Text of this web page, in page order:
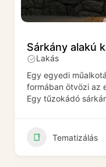
Sárkány alakú
Lakás
Egy egyedi
formában ötvözi az
Egy tűzokádó
Tematizálás